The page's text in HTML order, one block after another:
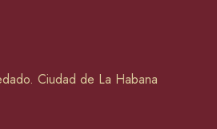
Ciudad de La Habana